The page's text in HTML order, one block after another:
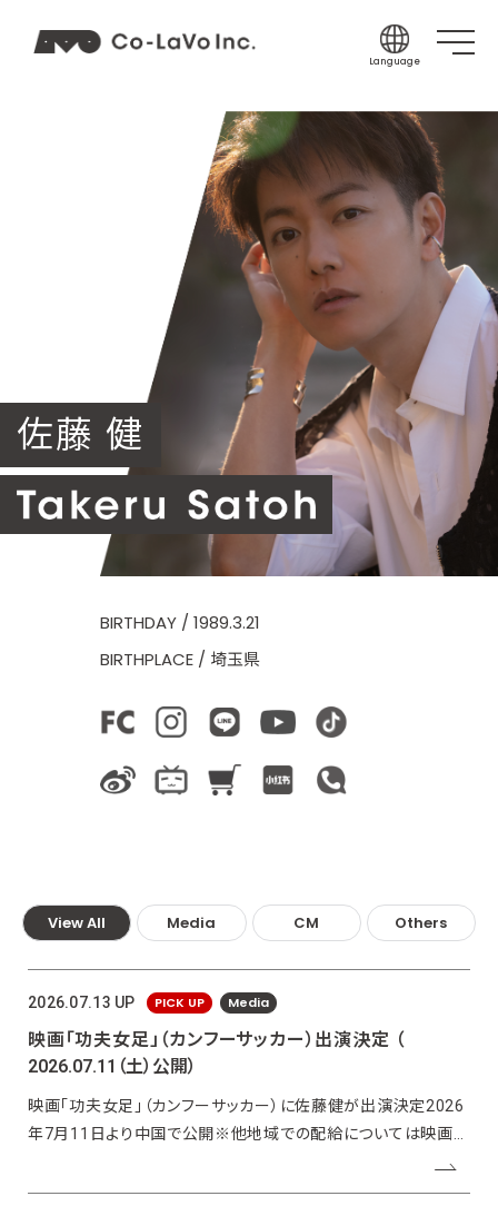
Language
Japanese
English
Korean
Chinese
Chinese
Indonesian
Thai
Spanish
佐藤 健
BIRTHDAY / 1989.3.21
BIRTHPLACE / 埼玉県
Fanclub
Instagram LINE TikTok
View All Media CM Others
2026.07.13 UP PICK UP Media
映画「功夫女足」（カンフーサッカー）出演決定 （
2026.07.11（土）公開）
映画「功夫女足」（カンフーサッカー）に佐藤健が出演決定2026
年7月11日より中国で公開※他地域での配給については映画の
WEIBOhttps://m.weibo.cn/1623886424/5317648594240126?